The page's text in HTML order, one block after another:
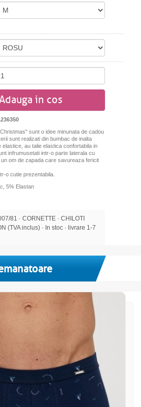
in cos
sunt o idee minunata de cadou
sunt realizati din bumbac de inalta
au talie elastica confortabila in
infrumusetati intr-o parte laterala cu
om de zapada care savureaza fericit
o cutie prezentabila.
5% Elastan
81 · CORNETTE · CHILOTI
(TVA inclus) · In stoc · livrare 1-7